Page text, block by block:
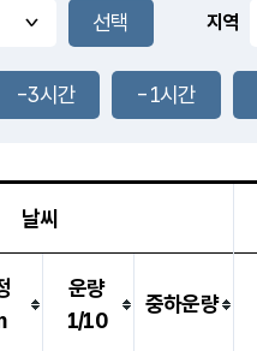
풍도
3.8m/s
지역
-3시간 -1시간
날씨
운량
1/10
중하운량